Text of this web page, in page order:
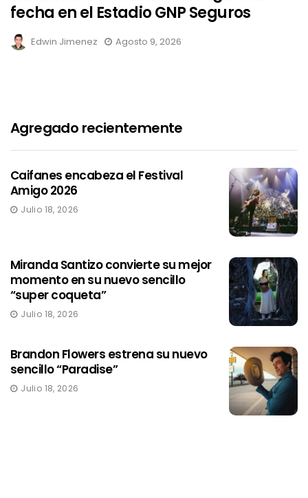
fecha en el Estadio GNP Seguros
Edwin Jimenez Agosto 9, 2026
Agregado recientemente
Caifanes encabeza el Festival
Amigo 2026
Julio 18, 2026
Miranda Santizo convierte su mejor
momento en su nuevo sencillo
“super coqueta”
Julio 18, 2026
Brandon Flowers estrena su nuevo
sencillo “Paradise”
Julio 18, 2026